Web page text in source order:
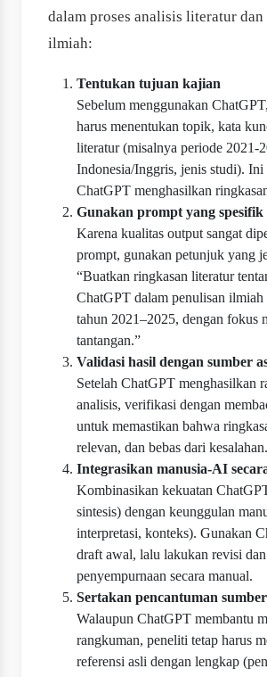
dalam proses analisis literatur dan
ilmiah:
Tentukan tujuan kajian
Sebelum menggunakan
harus menentukan topik, kata
literatur (misalnya periode 2021-
Indonesia/Inggris, jenis studi). Ini
ChatGPT menghasilkan
Gunakan prompt yang spesifik
Karena kualitas output sangat
prompt, gunakan petunjuk yang
“Buatkan ringkasan literatur
ChatGPT dalam penulisan ilmiah
tahun 2021–2025, dengan fokus
tantangan.”
Validasi hasil dengan sumber
Setelah ChatGPT menghasilkan
analisis, verifikasi dengan
untuk memastikan bahwa
relevan, dan bebas dari kesalahan.
Integrasikan manusia-AI
Kombinasikan kekuatan
sintesis) dengan keunggulan
interpretasi, konteks). Gunakan
draft awal, lalu lakukan revisi dan
penyempurnaan secara manual.
Sertakan pencantuman
Walaupun ChatGPT membantu
rangkuman, peneliti tetap harus
referensi asli dengan lengkap